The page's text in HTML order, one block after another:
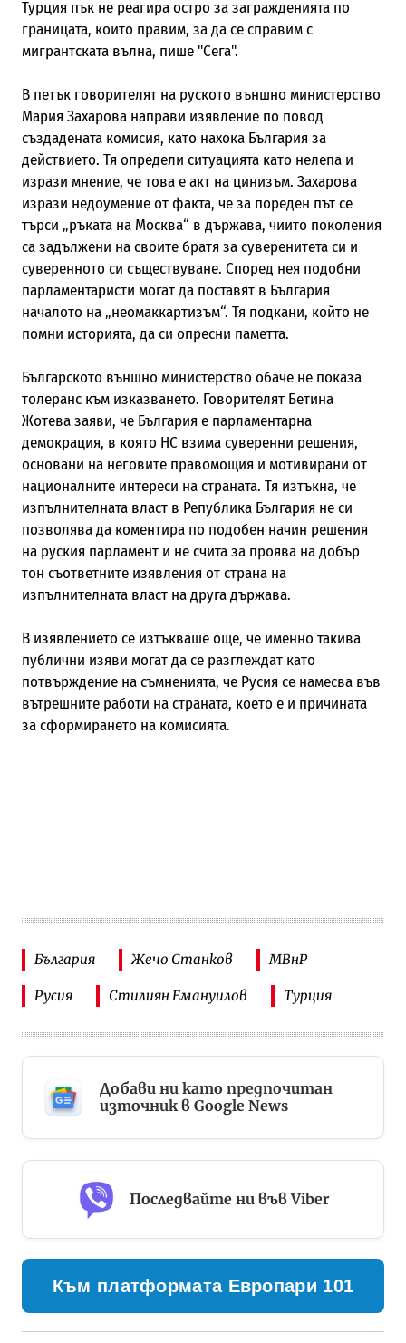
Турция пък не реагира остро за загражденията по
границата, които правим, за да се справим с
мигрантската вълна, пише "Сега".
В петък говорителят на руското външно министерство
Мария Захарова направи изявление по повод
създадената комисия, като нахока България за
действието. Тя определи ситуацията като нелепа и
изрази мнение, че това е акт на цинизъм. Захарова
изрази недоумение от факта, че за пореден път се
търси „ръката на Москва“ в държава, чиито поколения
са задължени на своите братя за суверенитета си и
суверенното си съществуване. Според нея подобни
парламентаристи могат да поставят в България
началото на „неомаккартизъм“. Тя подкани, който не
помни историята, да си опресни паметта.
Българското външно министерство обаче не показа
толеранс към изказването. Говорителят Бетина
Жотева заяви, че България е парламентарна
демокрация, в която НС взима суверенни решения,
основани на неговите правомощия и мотивирани от
националните интереси на страната. Тя изтъкна, че
изпълнителната власт в Република България не си
позволява да коментира по подобен начин решения
на руския парламент и не счита за проява на добър
тон съответните изявления от страна на
изпълнителната власт на друга държава.
В изявлението се изтъквашеоще, че именно такива
публични изяви могат дасе разглеждат като
потвърждение на съмненията, че Русия се намесва във
вътрешните работи на страната, което е и причината
за сформирането на комисията.
България Жечо Станков МВнР
Русия Стилиян Емануилов Турция
Добави ни като предпочитан
източник в Google News
Последвайте ни във Viber
Към платформата Европари 101